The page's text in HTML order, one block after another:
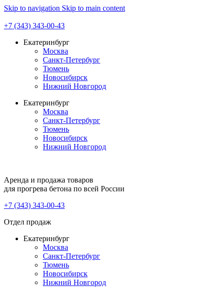
Skip to navigation Skip to main content
+7 (343) 343-00-43
Екатеринбург
Москва
Санкт-Петербург
Тюмень
Новосибирск
Нижний Новгород
Екатеринбург
Москва
Санкт-Петербург
Тюмень
Новосибирск
Нижний Новгород
Аренда и продажа товаров
для прогрева бетона по всей России
+7 (343) 343-00-43
Отдел продаж
Екатеринбург
Москва
Санкт-Петербург
Тюмень
Новосибирск
Нижний Новгород